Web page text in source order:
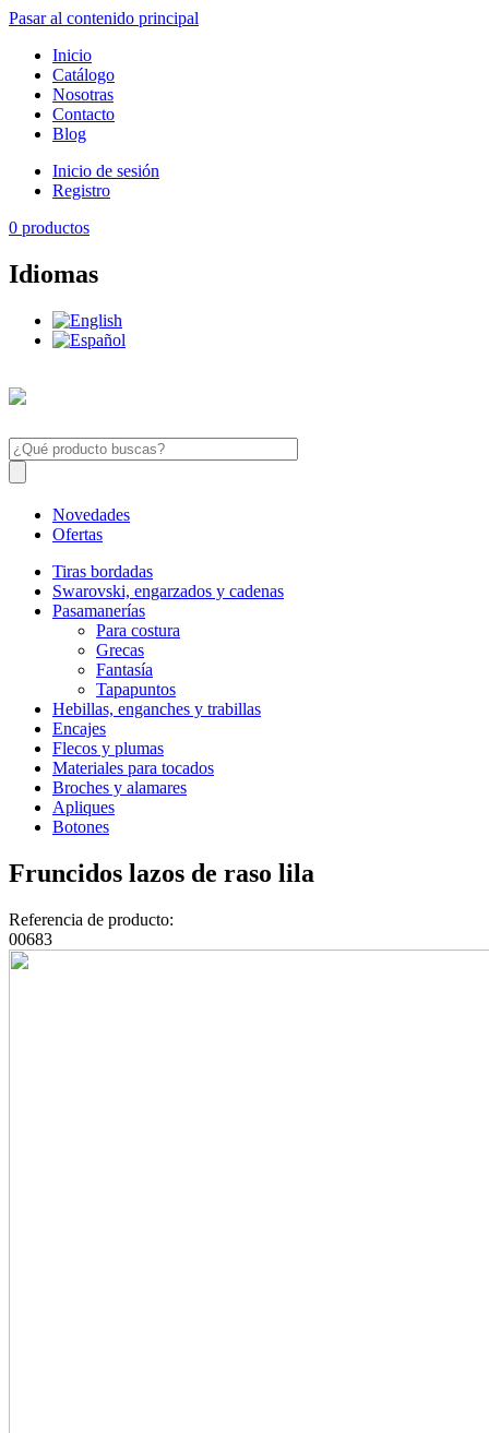
Pasar al contenido principal
Inicio
Catálogo
Nosotras
Contacto
Blog
Inicio de sesión
Registro
0 productos
Idiomas
Novedades
Ofertas
Tiras bordadas
Swarovski, engarzados y cadenas
Pasamanerías
Para costura
Grecas
Fantasía
Tapapuntos
Hebillas, enganches y trabillas
Encajes
Flecos y plumas
Materiales para tocados
Broches y alamares
Apliques
Botones
Fruncidos lazos de raso lila
Referencia de producto:
00683